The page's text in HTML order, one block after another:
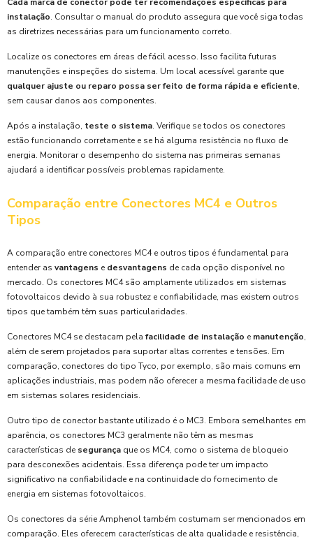
instalação. Consultar o manual do produto assegura que você siga todas
as diretrizes necessárias para um funcionamento correto.
Localize os conectores em áreas de fácil acesso. Isso facilita futuras
manutenções e inspeções do sistema. Um local acessível garante que
qualquer ajuste ou reparo possa ser feito de forma rápida e eficiente,
sem causar danos aos componentes.
Após a instalação, teste o sistema. Verifique se todos os conectores
estão funcionando corretamente e se há alguma resistência no fluxo de
energia. Monitorar o desempenho do sistema nas primeiras semanas
ajudará a identificar possíveis problemas rapidamente.
Comparação entre Conectores MC4 e Outros
Tipos
A comparação entre conectores MC4 e outros tipos é fundamental para
entender as vantagens e desvantagens de cada opção disponível no
mercado. Os conectores MC4 são amplamente utilizados em sistemas
fotovoltaicos devido à sua robustez e confiabilidade, mas existem outros
tipos que também têm suas particularidades.
Conectores MC4 se destacam pelafacilidade de instalação e manutenção,
além de serem projetados para suportar altas correntes e tensões. Em
comparação, conectores do tipo Tyco, por exemplo, são mais comuns em
aplicações industriais, mas podem não oferecer a mesma facilidade de uso
em sistemas solares residenciais.
Outro tipo de conector bastante utilizado é o MC3. Embora semelhantes em
aparência, os conectores MC3 geralmente não têm as mesmas
características de segurança que os MC4, como o sistema de bloqueio
para desconexões acidentais. Essa diferença pode ter um impacto
significativo na confiabilidade e na continuidade do fornecimento de
energia em sistemas fotovoltaicos.
Os conectores da série Amphenol também costumam ser mencionados em
comparação. Eles oferecem características de alta qualidade e resistência,